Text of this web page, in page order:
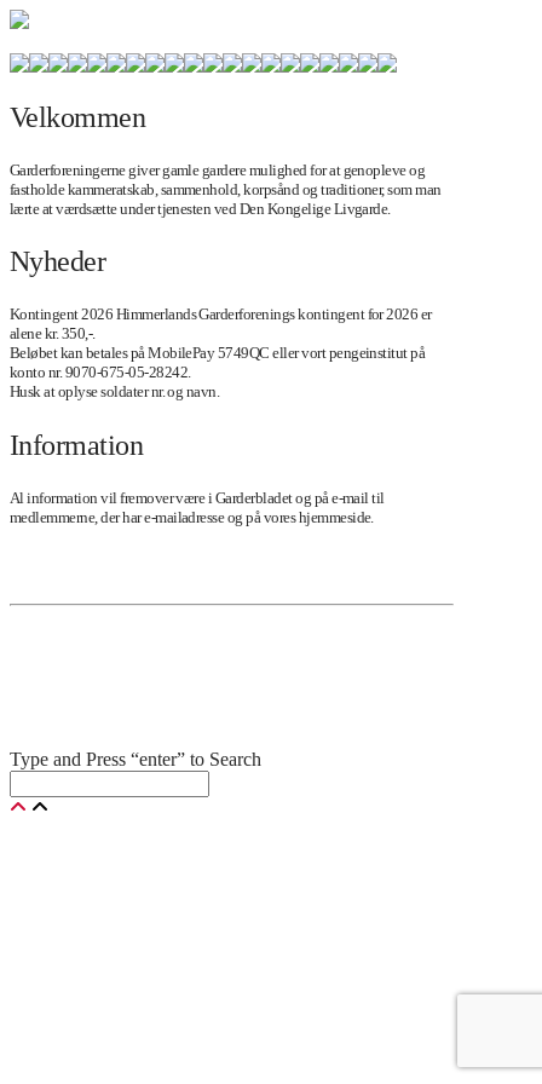
Velkommen
Garderforeningerne giver gamle gardere mulighed for at genopleve og
fastholde kammeratskab, sammenhold, korpsånd og traditioner, som man
lærte at værdsætte under tjenesten ved Den Kongelige Livgarde.
Nyheder
Kontingent 2026 Himmerlands Garderforenings kontingent for 2026 er
alene kr. 350,-.
Beløbet kan betales på MobilePay 5749QC eller vort pengeinstitut på
konto nr. 9070-675-05-28242.
Husk at oplyse soldater nr. og navn.
Information
Al information vil fremover være i Garderbladet og på e-mail til
medlemmerne, der har e-mailadresse og på vores hjemmeside.
Type and Press “enter” to Search